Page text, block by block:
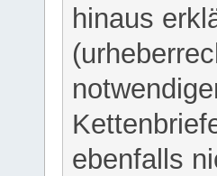
hinaus
ebenfalls